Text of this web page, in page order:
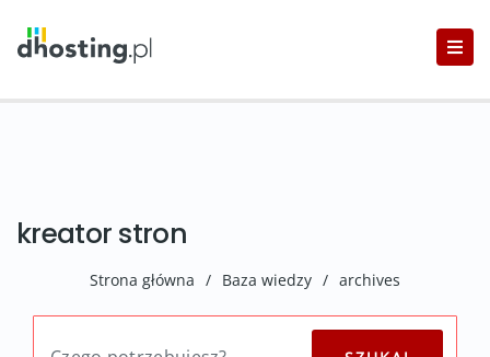
kreator stron
Strona główna / Baza wiedzy / archives